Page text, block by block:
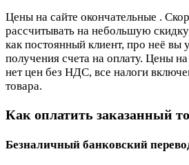
Цены на сайте окончательные .
рассчитывать на небольшую
как постоянный клиент, про неё вы
получения счета на оплату. Цены
нет цен без НДС, все налоги
товара.
Как оплатить заказанный
Безналичный банковский